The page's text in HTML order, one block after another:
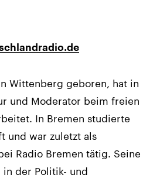
Wittenberg geboren, hat in
und Moderator beim freien
In Bremen studierte
und war zuletzt als
Radio Bremen tätig. Seine
der Politik- und